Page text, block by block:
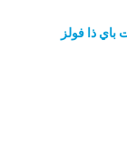
باي ذا فولز